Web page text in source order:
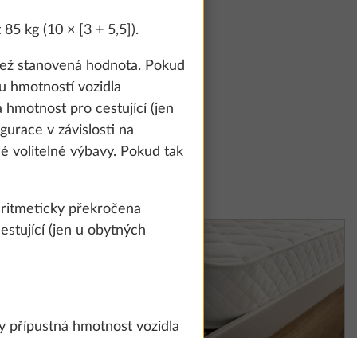
kg (10 × [3 + 5,5]).
stanovená hodnota. Pokud
hmotností vozidla
hmotnost pro cestující (jen
v závislosti na
volitelné výbavy. Pokud tak
překročena
(jen u obytných
přípustná hmotnost vozidla